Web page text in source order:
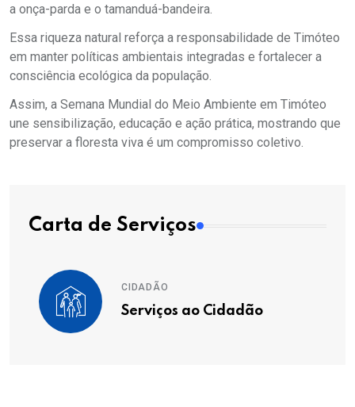
a onça-parda e o tamanduá-bandeira.
Essa riqueza natural reforça a responsabilidade de Timóteo
em manter políticas ambientais integradas e fortalecer a
consciência ecológica da população.
Assim, a Semana Mundial do Meio Ambiente em Timóteo
une sensibilização, educação e ação prática, mostrando que
preservar a floresta viva é um compromisso coletivo.
Carta de Serviços
CIDADÃO
Serviços ao Cidadão